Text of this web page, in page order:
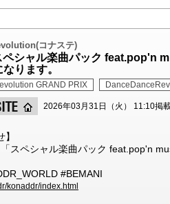
コナステ)
ペシャル楽曲パック feat.pop'n
ります。
GRAND PRIX
2026年03月31日（火） 11:10掲
スペシャル楽曲パック feat.pop'n
#BEMANI
konaddr/index.html